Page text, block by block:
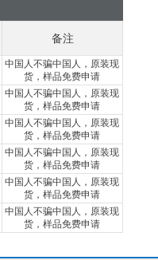
备注
中国人不骗中国人，原装现
货，样品免费申请
中国人不骗中国人，原装现
货，样品免费申请
中国人不骗中国人，原装现
货，样品免费申请
中国人不骗中国人，原装现
货，样品免费申请
中国人不骗中国人，原装现
货，样品免费申请
中国人不骗中国人，原装现
货，样品免费申请